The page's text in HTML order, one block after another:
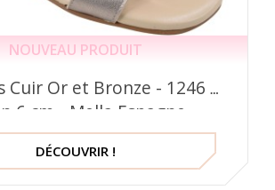
NOUVEAU PRODUIT
Cuir Or et Bronze - 1246 –
6 cm - Mella Espagne
DÉCOUVRIR !